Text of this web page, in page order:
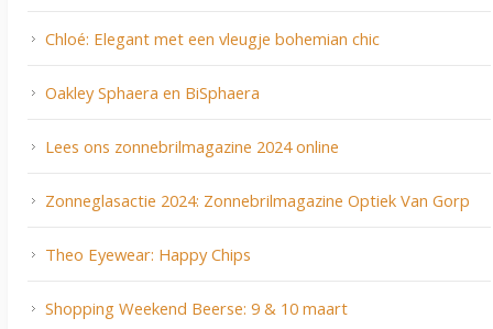
Chloé: Elegant met een vleugje bohemian chic
Oakley Sphaera en BiSphaera
Lees ons zonnebrilmagazine 2024 online
Zonneglasactie 2024: Zonnebrilmagazine Optiek Van Gorp
Theo Eyewear: Happy Chips
Shopping Weekend Beerse: 9 & 10 maart